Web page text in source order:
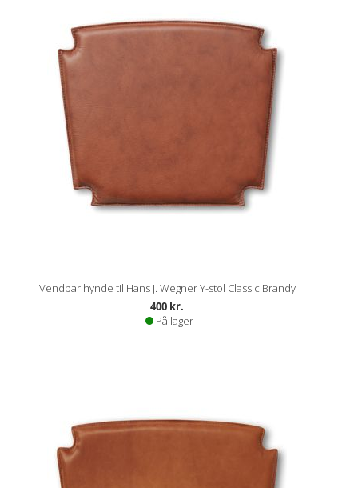
Vendbar hynde til Hans J. Wegner Y-stol Classic Brandy
400 kr.
På lager